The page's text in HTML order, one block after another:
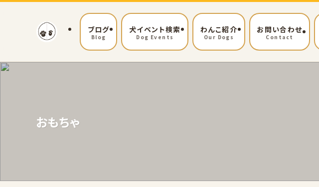
ブログ
Blog
犬イベント検索
Dog Events
わんこ紹介
Our Dogs
お問い合わせ
Contact
おもちゃ